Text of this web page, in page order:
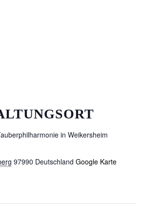
in Weikersheim
97990 Deutschland Google Karte